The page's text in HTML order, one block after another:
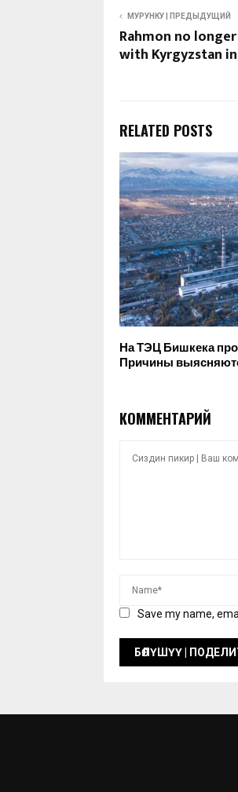
МУРУНКУ | ПРЕДЫДУЩИЙ
Rahmon no
with Kyrgyzstan
RELATED POSTS
На ТЭЦ Бишкека
Причины
КОММЕНТАРИЙ
Save my name,